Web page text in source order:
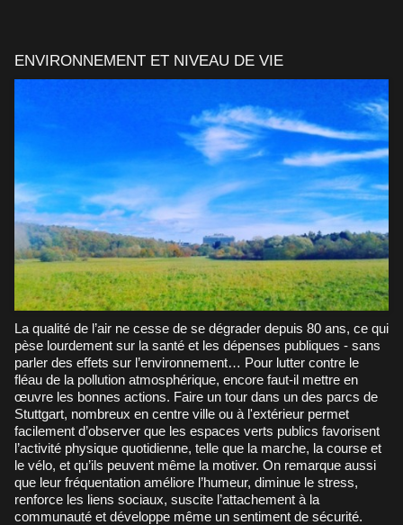
ENVIRONNEMENT ET NIVEAU DE VIE
La qualité de l’air ne cesse de se dégrader depuis 80 ans, ce qui
pèse lourdement sur la santé et les dépenses publiques - sans
parler des effets sur l’environnement… Pour lutter contre le
fléau de la pollution atmosphérique, encore faut-il mettre en
œuvre les bonnes actions. Faire un tour dans un des parcs de
Stuttgart, nombreux en centre ville ou à l'extérieur permet
facilement d’observer que les espaces verts publics favorisent
l’activité physique quotidienne, telle que la marche, la course et
le vélo, et qu’ils peuvent même la motiver. On remarque aussi
que leur fréquentation améliore l’humeur, diminue le stress,
renforce les liens sociaux, suscite l’attachement à la
communauté et développe même un sentiment de sécurité.